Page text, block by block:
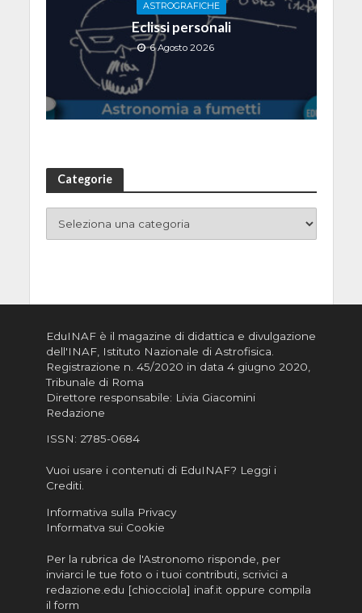
ASTROGRAFICHE
Eclissi personali
6 Agosto 2026
Categorie
EduINAF è il magazine di didattica e divulgazione
dell'INAF, Istituto Nazionale di Astrofisica
Registrazione n. 45/2020 in data 4 giugno 2020,
Tribunale di Roma
Direttore responsabile: Livia Giacomini
Redazione
ISSN: 2785-0684
Vuoi usare i contenuti di EduINAF? Leggi i
Crediti.
Informativa sulla Privacy
Informatva sui Cookie
Per la rubrica de l'Astronomo risponde, per
inviarci le tue foto o i tuoi contributi, scrivici a
redazione.edu [chiocciola] inaf.it oppure compila
il form